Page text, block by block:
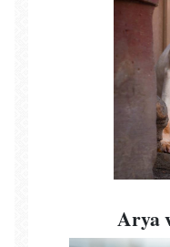
Arya